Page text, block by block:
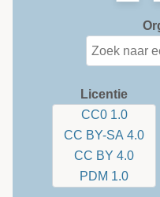
Licentie
CC0 1.0
CC BY-SA 4.0
CC BY 4.0
PDM 1.0